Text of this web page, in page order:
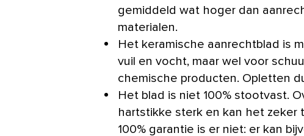
gemiddeld wat hoger dan
materialen.
Het keramische aanrechtblad is
vuil en vocht, maar wel voor
chemische producten. Opletten
Het blad is niet 100% stootvast.
hartstikke sterk en kan het zeker
100% garantie is er niet: er kan